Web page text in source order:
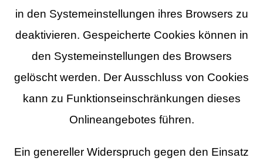
in den Systemeinstellungen ihres Browsers zu
deaktivieren. Gespeicherte Cookies können in
den Systemeinstellungen des Browsers
gelöscht werden. Der Ausschluss von Cookies
kann zu Funktionseinschränkungen dieses
Onlineangebotes führen.
Ein genereller Widerspruch gegen den Einsatz